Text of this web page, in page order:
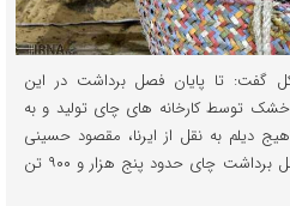
گفت: تا پایان فصل برداشت در این
و ۴۰۰ تن چای خشک توسط کارخانه های چای تولید و به
دیلم به نقل از ایرنا، مقصود حسینی
پیرکوهی روز چهارشنبه افزود : در فصل برداشت چای حدود پنج هزار و ۹۰۰ تن